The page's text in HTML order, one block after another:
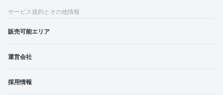
サービス規約とその他情報
販売可能エリア
運営会社
採用情報